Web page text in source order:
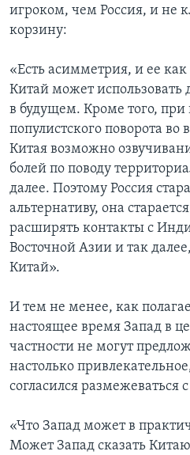
игроком, чем Россия, и не
корзину:
«Есть асимметрия, и ее
Китай может использовать
в будущем. Кроме того,
популистского поворота
Китая возможно
болей по поводу
далее. Поэтому Россия
альтернативу, она
расширять контакты с
Восточной Азии и так
Китай».
И тем не менее, как
настоящее время Запад в
частности не могут
настолько
согласился размежеваться
«Что Запад может в
Может Запад сказать